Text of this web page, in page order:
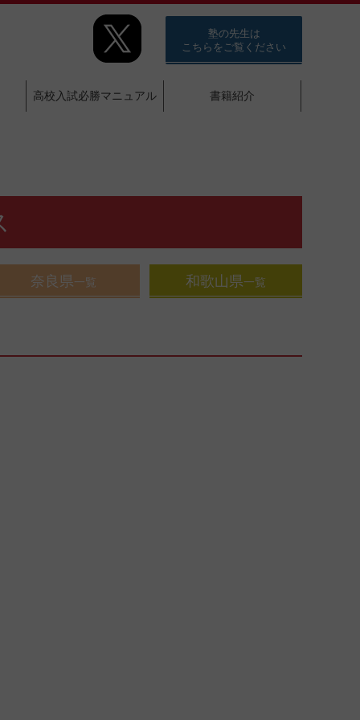
塾の先生は
こちらをご覧ください
高校入試必勝マニュアル 書籍紹介
奈良県一覧 和歌山県一覧